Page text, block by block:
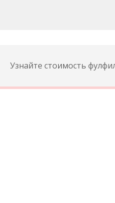
Узнайте стоимость